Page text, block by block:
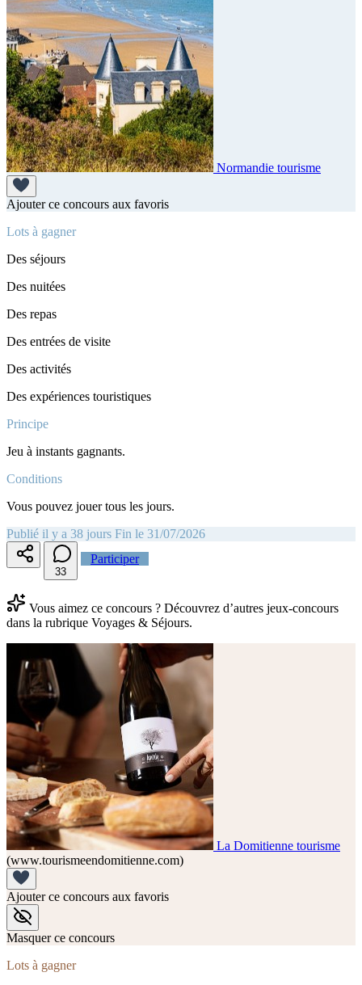
Normandie tourisme
Ajouter ce concours aux favoris
Lots à gagner
Des séjours
Des nuitées
Des repas
Des entrées de visite
Des activités
Des expériences touristiques
Principe
Jeu à instants gagnants.
Conditions
Vous pouvez jouer tous les jours.
Publié il y a 38 jours Fin le 31/07/2026
33
Participer
Vous aimez ce concours ? Découvrez d’autres jeux-concours
dans la rubrique Voyages & Séjours.
La Domitienne tourisme
(www.tourismeendomitienne.com)
Ajouter ce concours aux favoris
Masquer ce concours
Lots à gagner